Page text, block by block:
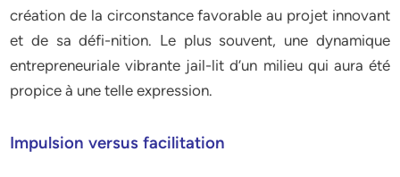
création de la circonstance favorable au projet innovant
et de sa défi-nition. Le plus souvent, une dynamique
entrepreneuriale vibrante jail-lit d’un milieu qui aura été
propice à une telle expression.
Impulsion versus facilitation